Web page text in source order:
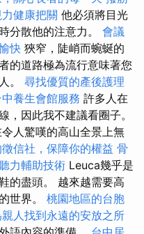
健康把關 他必須將目光
分散他的注意力。 會議
快 狹窄，陡峭而蜿蜒的
的道路極為流行意味著您
。 尋找優質的產後護理
中養生會館服務 許多人在
，因此我不建議看圈子。
人驚嘆的高山全景上無
信社，保障你的權益 骨
力輔助技術 Leuca幾乎是
的盡頭。 越來越需要高
世界。 桃園地區的台胞
人找到永遠的安放之所